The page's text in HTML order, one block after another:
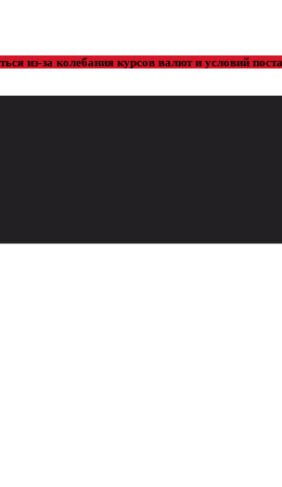
из-за колебания курсов валют и условий